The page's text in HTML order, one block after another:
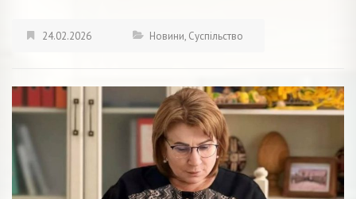
24.02.2026 Новини, Суспільство